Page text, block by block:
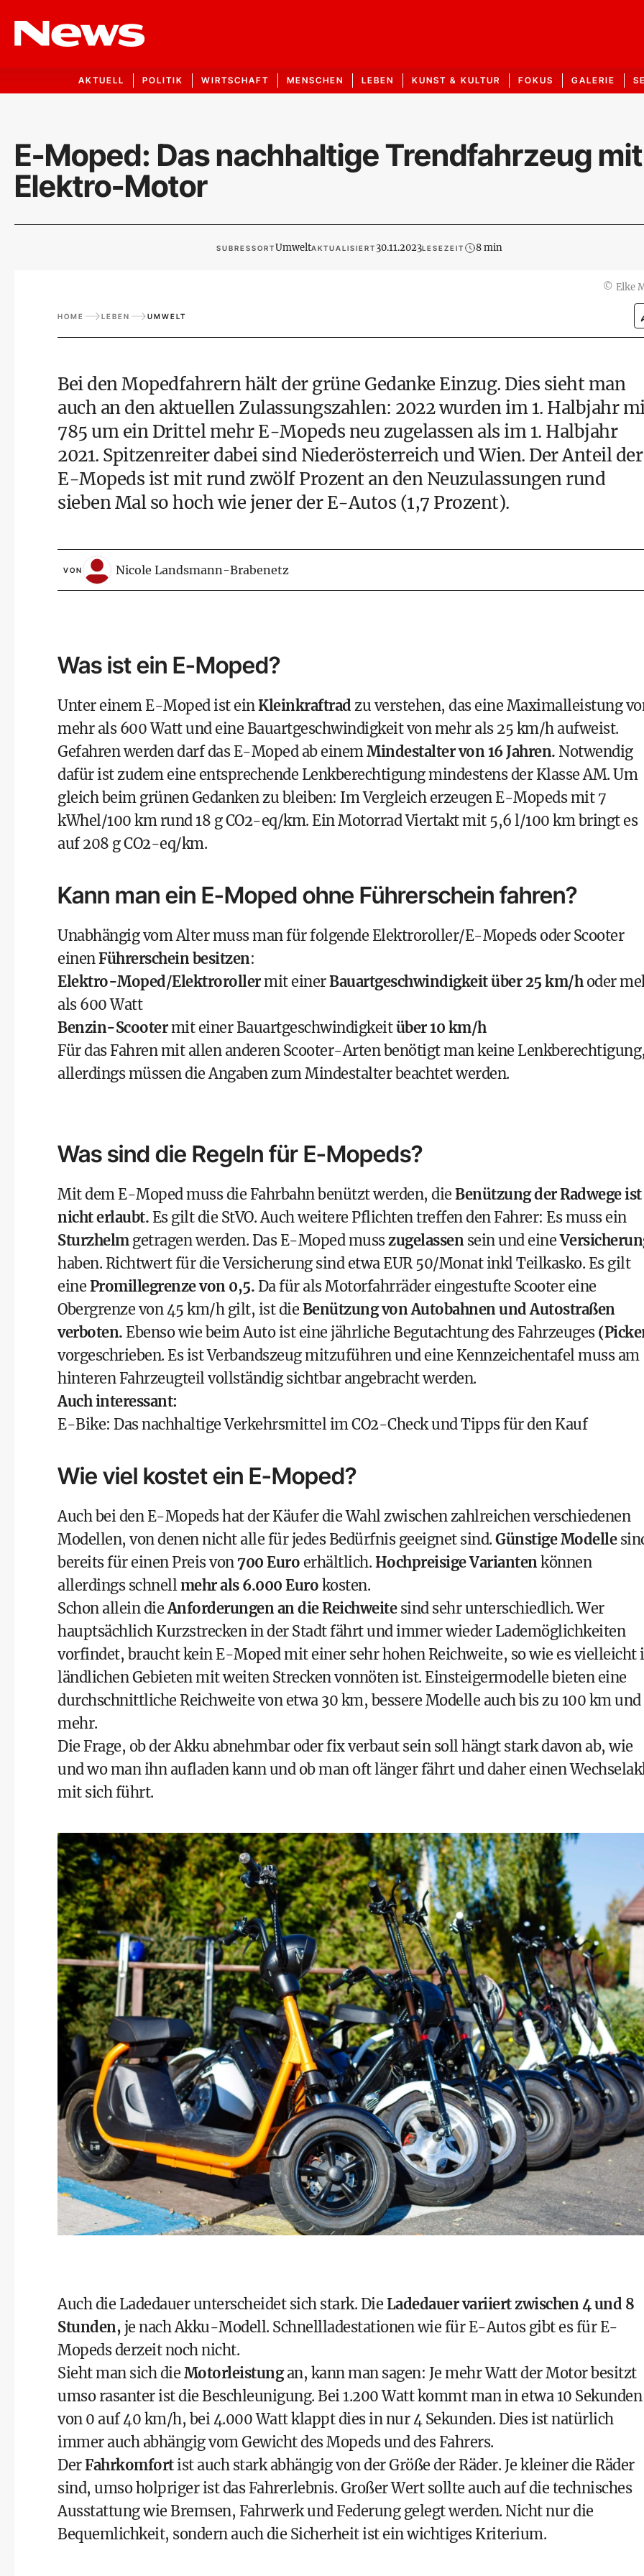
AKTUELL POLITIK WIRTSCHAFT MENSCHEN LEBEN KUNST & KULTUR FOKUS GALERIE
E-Moped: Das nachhaltige Trendfahrzeug mit
Elektro-Motor
SUBRESSORTUmweltAKTUALISIERT 30.11.2023LESEZEIT 8 min
© Elke
HOME LEBEN UMWELT
Bei den Mopedfahrern hält der grüne Gedanke Einzug. Dies sieht man
auch an den aktuellen Zulassungszahlen: 2022 wurden im 1. Halbjahr
785 um ein Drittel mehr E-Mopeds neu zugelassen als im 1. Halbjahr
2021. Spitzenreiter dabei sind Niederösterreich und Wien. Der Anteil der
E-Mopeds ist mit rund zwölf Prozent an den Neuzulassungen rund
sieben Mal so hoch wie jener derE-Autos (1,7 Prozent).
VON Nicole Landsmann-Brabenetz
Was ist ein E-Moped?
Unter einem E-Moped ist einKleinkraftrad zu verstehen, das eine Maximalleistung
mehr als 600 Watt und eine Bauartgeschwindigkeit von mehr als 25 km/h aufweist.
Gefahren werden darf das E-Moped ab einemMindestalter von 16 Jahren. Notwendig
dafür ist zudem eine entsprechende Lenkberechtigung mindestens der Klasse AM. Um
gleich beim grünen Gedanken zu bleiben: Im Vergleich erzeugen E-Mopeds mit 7
kWhel/100 km rund 18 g CO2-eq/km. Ein Motorrad Viertakt mit 5,6 l/100 km bringt es
auf 208 g CO2-eq/km.
Kann man ein E-Moped ohne Führerschein fahren?
Unabhängig vom Alter muss man für folgende Elektroroller/E-Mopeds oder Scooter
einenFührerschein besitzen:
Elektro-Moped/Elektrorollermit einerBauartgeschwindigkeit über 25 km/hoder
als 600 Watt
Benzin-Scootermit einer Bauartgeschwindigkeitüber 10 km/h
Für das Fahren mit allen anderen Scooter-Arten benötigt man keine
allerdings müssen die Angaben zum Mindestalter beachtet werden.
Was sind die Regeln für E-Mopeds?
Mit dem E-Moped muss die Fahrbahn benützt werden, die Benützung der Radwege ist
nicht erlaubt. Es gilt die StVO. Auch weitere Pflichten treffen den Fahrer: Es muss ein
Sturzhelmgetragen werden. Das E-Moped musszugelassen sein und eine
haben. Richtwert für die Versicherung sind etwa EUR 50/Monat inkl Teilkasko. Es gilt
eine Promillegrenze von 0,5. Da für als Motorfahrräder eingestufte Scooter eine
Obergrenze von 45 km/h gilt, ist die Benützung von Autobahnen und Autostraßen
verboten. Ebenso wie beim Auto ist eine jährliche Begutachtung des Fahrzeuges
vorgeschrieben. Es ist Verbandszeug mitzuführen und eine Kennzeichentafel muss am
hinteren Fahrzeugteil vollständig sichtbar angebracht werden.
Auch interessant:
E-Bike: Das nachhaltige Verkehrsmittel im CO2-Check und Tipps für den Kauf
Wie viel kostet ein E-Moped?
Auch bei den E-Mopeds hat der Käufer die Wahl zwischen zahlreichen verschiedenen
Modellen, von denen nicht alle für jedes Bedürfnis geeignet sind. Günstige Modelle
bereits für einen Preis von700 Euro erhältlich. Hochpreisige Varianten können
allerdings schnellmehr als 6.000 Euro kosten.
Schon allein dieAnforderungen an die Reichweitesind sehr unterschiedlich. Wer
hauptsächlich Kurzstrecken in der Stadt fährt und immer wieder Lademöglichkeiten
vorfindet, braucht kein E-Moped mit einer sehr hohen Reichweite, so wie es vielleicht
ländlichen Gebieten mit weiten Strecken vonnöten ist. Einsteigermodelle bieten eine
durchschnittliche Reichweite von etwa 30 km, bessere Modelle auch bis zu 100 km und
mehr.
Die Frage, ob der Akku abnehmbar oder fix verbaut sein soll hängt stark davon ab, wie
und wo man ihn aufladen kann und ob man oft länger fährt und daher einen
mit sich führt.
Auch die Ladedauer unterscheidet sich stark. Die Ladedauer variiert zwischen 4 und 8
Stunden, je nach Akku-Modell. Schnellladestationen wie für E-Autos gibt es für E-
Mopeds derzeit noch nicht.
Sieht man sich die Motorleistungan, kann man sagen: Je mehr Watt der Motor besitzt
umso rasanter ist die Beschleunigung. Bei 1.200 Watt kommt man in etwa 10 Sekunden
von 0 auf 40 km/h, bei 4.000 Watt klappt dies in nur 4 Sekunden. Dies ist natürlich
immer auch abhängig vom Gewicht des Mopeds und des Fahrers.
DerFahrkomfortist auch stark abhängig von der Größe der Räder. Je kleiner die Räder
sind, umso holpriger ist das Fahrerlebnis. Großer Wert sollte auch auf die technisches
Ausstattung wie Bremsen, Fahrwerk und Federung gelegt werden. Nicht nur die
Bequemlichkeit, sondern auch die Sicherheit ist ein wichtiges Kriterium.